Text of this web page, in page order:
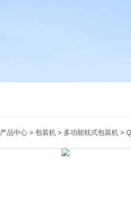
产品中心 > 包装机 > 多功能枕式包装机 >